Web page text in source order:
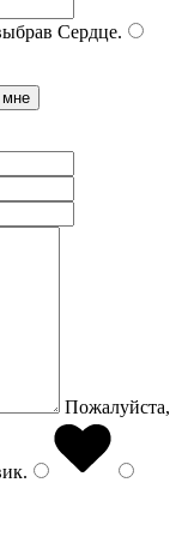
Сердце.
Пожалуйста,
.